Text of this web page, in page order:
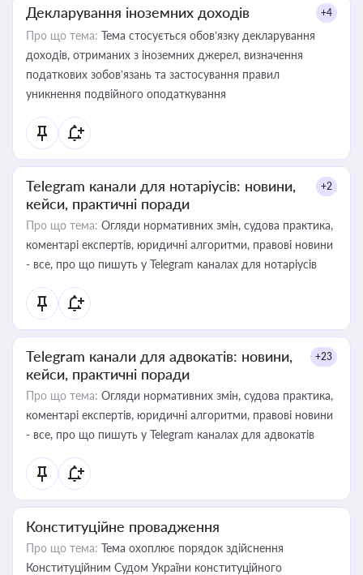
Декларування іноземних доходів +4
Про що тема: Тема стосується обов’язку декларування
доходів, отриманих з іноземних джерел, визначення
податкових зобов’язань та застосування правил
уникнення подвійного оподаткування
Telegram канали для нотаріусів: новини,
кейси, практичні поради
+2
Про що тема: Огляди нормативних змін, судова практика,
коментарі експертів, юридичні алгоритми, правові новини
- все, про що пишуть у Telegram каналах для нотаріусів
Telegram канали для адвокатів: новини,
кейси, практичні поради
+23
Про що тема: Огляди нормативних змін, судова практика,
коментарі експертів, юридичні алгоритми, правові новини
- все, про що пишуть у Telegram каналах для адвокатів
Конституційне провадження
Про що тема: Тема охоплює порядок здійснення
Конституційним Судом України конституційного